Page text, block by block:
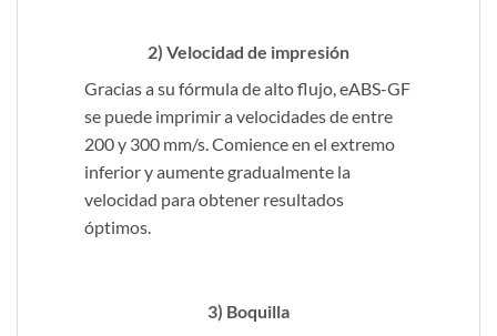
2) Velocidad de impresión
Gracias a su fórmula de alto flujo, eABS-GF
se puede imprimir a velocidades de entre
200 y 300 mm/s. Comience en el extremo
inferior y aumente gradualmente la
velocidad para obtener resultados
óptimos.
3) Boquilla